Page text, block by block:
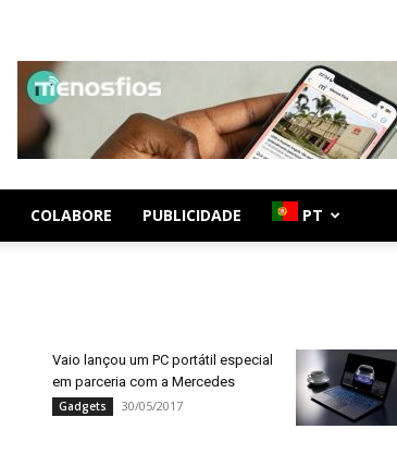
COLABORE PUBLICIDADE PT
Vaio lançou um PC portátil especial
em parceria com a Mercedes
Gadgets 30/05/2017